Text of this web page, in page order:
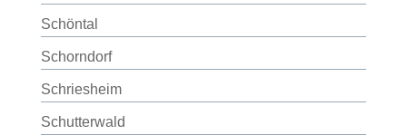
Schöntal
Schorndorf
Schriesheim
Schutterwald